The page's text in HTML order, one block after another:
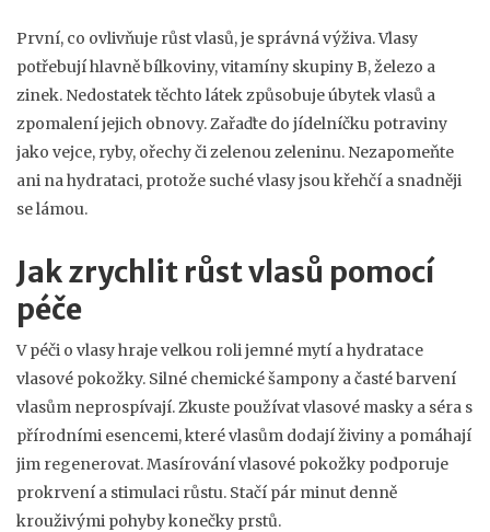
První, co ovlivňuje růst vlasů, je správná výživa. Vlasy
potřebují hlavně bílkoviny, vitamíny skupiny B, železo a
zinek. Nedostatek těchto látek způsobuje úbytek vlasů a
zpomalení jejich obnovy. Zařaďte do jídelníčku potraviny
jako vejce, ryby, ořechy či zelenou zeleninu. Nezapomeňte
ani na hydrataci, protože suché vlasy jsou křehčí a snadněji
se lámou.
Jak zrychlit růst vlasů pomocí
péče
V péči o vlasy hraje velkou roli jemné mytí a hydratace
vlasové pokožky. Silné chemické šampony a časté barvení
vlasům neprospívají. Zkuste používat vlasové masky a séra s
přírodními esencemi, které vlasům dodají živiny a pomáhají
jim regenerovat. Masírování vlasové pokožky podporuje
prokrvení a stimulaci růstu. Stačí pár minut denně
krouživými pohyby konečky prstů.